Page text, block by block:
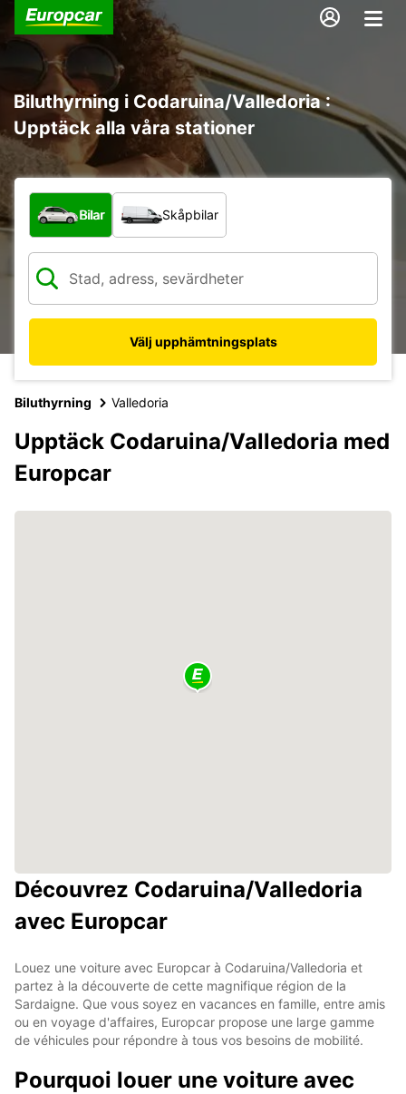
Biluthyrning i Codaruina/Valledoria :
Upptäck alla våra stationer
Vilken typ av fordon?
Bilar Skåpbilar
Välj upphämtningsplats
Biluthyrning Valledoria
Upptäck Codaruina/Valledoria med
Europcar
Découvrez Codaruina/Valledoria
avec Europcar
Louez une voiture avec Europcar à Codaruina/Valledoria et
partez à la découverte de cette magnifique région de la
Sardaigne. Que vous soyez en vacances en famille, entre amis
ou en voyage d'affaires, Europcar propose une large gamme
de véhicules pour répondre à tous vos besoins de mobilité.
Pourquoi louer une voiture avec